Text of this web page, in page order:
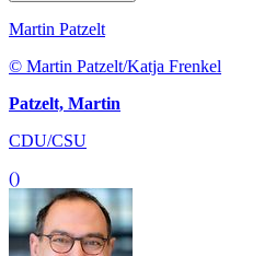
Martin Patzelt
© Martin Patzelt/Katja Frenkel
Patzelt, Martin
CDU/CSU
()